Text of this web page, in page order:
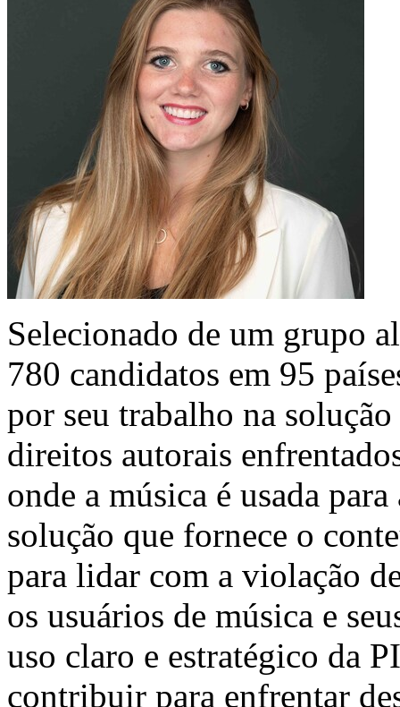
Selecionado de um grupo
780 candidatos em 95
por seu trabalho na
direitos autorais
onde a música é usada
solução que fornece o
para lidar com a violação
os usuários de música e
uso claro e estratégico da
contribuir para enfrentar